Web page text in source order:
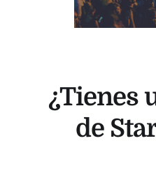
¿Tienes
de